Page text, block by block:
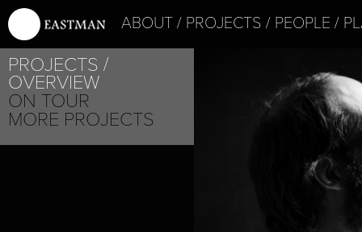
ABOUT PROJECTS PEOPLE
PROJECTS
OVERVIEW
ON TOUR
MORE PROJECTS
JEF